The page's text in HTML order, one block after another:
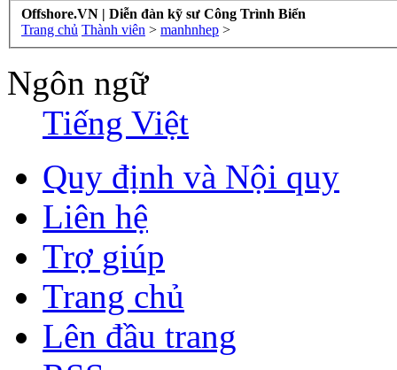
Offshore.VN | Diễn đàn kỹ sư Công Trình Biển
Trang chủ Thành viên > manhnhep >
Ngôn ngữ
Tiếng Việt
Quy định và Nội quy
Liên hệ
Trợ giúp
Trang chủ
Lên đầu trang